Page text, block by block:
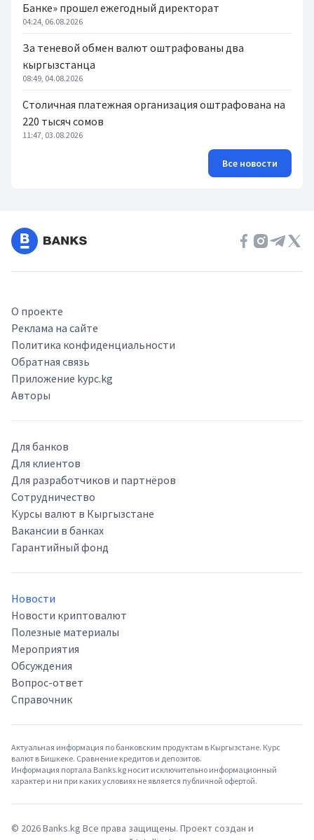
Банке» прошел ежегодный директорат
04:24, 06.08.2026
За теневой обмен валют оштрафованы два
кыргызстанца
08:49, 04.08.2026
Столичная платежная организация оштрафована на
220 тысяч сомов
11:47, 03.08.2026
Все новости
О проекте
Реклама на сайте
Политика конфиденциальности
Обратная связь
Приложение kypc.kg
Авторы
Для банков
Для клиентов
Для разработчиков и партнёров
Сотрудничество
Курсы валют в Кыргызстане
Вакансии в банках
Гарантийный фонд
Новости
Новости криптовалют
Полезные материалы
Мероприятия
Обсуждения
Вопрос-ответ
Справочник
Актуальная информация по банковским продуктам в Кыргызстане. Курс
валют в Бишкеке. Сравнение кредитов и депозитов.
Информация портала Banks.kg носит исключительно информационный
характер и ни при каких условиях не является публичной офертой.
© 2026Banks.kg Все права защищены. Проект создан и